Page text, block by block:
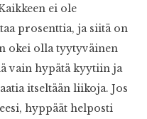
ei ole
prosenttia, ja siitä on
okei olla tyytyväinen
vain hypätä kyytiin ja
itseltään liikoja. Jos
hyppäät helposti